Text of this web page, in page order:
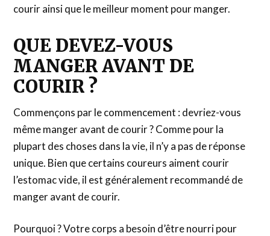
courir ainsi que le meilleur moment pour manger.
QUE DEVEZ-VOUS
MANGER AVANT DE
COURIR ?
Commençons par le commencement : devriez-vous
même manger avant de courir ? Comme pour la
plupart des choses dans la vie, il n’y a pas de réponse
unique. Bien que certains coureurs aiment courir
l’estomac vide, il est généralement recommandé de
manger avant de courir.
Pourquoi ? Votre corps a besoin d’être nourri pour